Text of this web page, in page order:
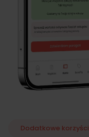
Dodatkowe korzyści